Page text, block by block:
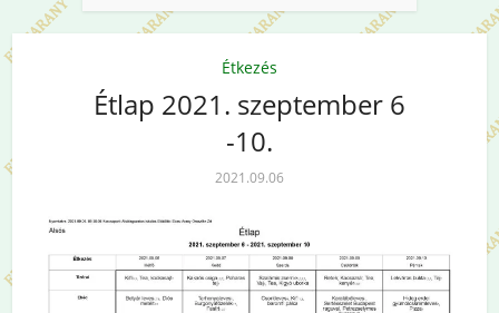
Étkezés
Étlap 2021. szeptember 6
-10.
2021.09.06